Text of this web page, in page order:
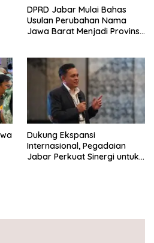
DPRD Jabar Mulai Bahas
Usulan Perubahan Nama
Jawa Barat Menjadi Provinsi
Dukung Ekspansi
Internasional, Pegadaian
Jabar Perkuat Sinergi untuk